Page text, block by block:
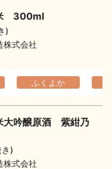
300ml
)
株式会社
ふくよか
吟醸原酒 紫紺乃
)
株式会社